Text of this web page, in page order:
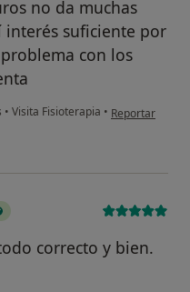
no da muchas
interés suficiente por
con los
• Visita Fisioterapia • en opinión del
Reportar
correcto y bien.